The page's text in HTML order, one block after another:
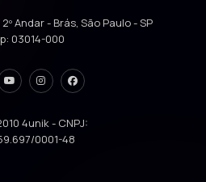
Andar - Brás, São Paulo - SP
03014-000
4unik - CNPJ:
0001-48